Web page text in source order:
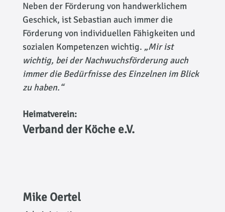
Neben der Förderung von handwerklichem
Geschick, ist Sebastian auch immer die
Förderung von individuellen Fähigkeiten und
sozialen Kompetenzen wichtig. „Mir ist
wichtig, bei der Nachwuchsförderung auch
immer die Bedürfnisse des Einzelnen im Blick
zu haben.“
Heimatverein:
Verband der Köche e.V.
Mike Oertel